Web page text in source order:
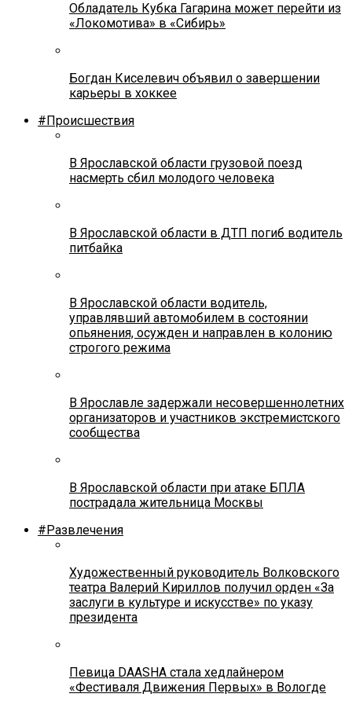
Обладатель Кубка Гагарина может перейти из
«Локомотива» в «Сибирь»
Богдан Киселевич объявил о завершении
карьеры в хоккее
#Происшествия
В Ярославской области грузовой поезд
насмерть сбил молодого человека
В Ярославской области в ДТП погиб водитель
питбайка
В Ярославской области водитель,
управлявший автомобилем в состоянии
опьянения, осужден и направлен в колонию
строгого режима
В Ярославле задержали несовершеннолетних
организаторов и участников экстремистского
сообщества
В Ярославской области при атаке БПЛА
пострадала жительница Москвы
#Развлечения
Художественный руководитель Волковского
театра Валерий Кириллов получил орден «За
заслуги в культуре и искусстве» по указу
президента
Певица DAASHA стала хедлайнером
«Фестиваля Движения Первых» в Вологде